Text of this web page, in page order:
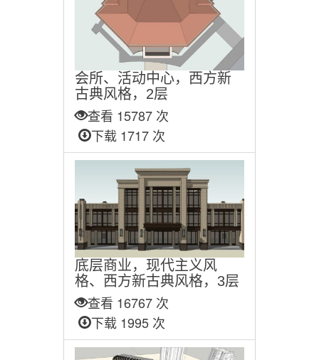
会所、活动中心，西方新
古典风格，2层
查看 15787 次
下载 1717 次
底层商业，现代主义风
格、西方新古典风格，3层
查看 16767 次
下载 1995 次